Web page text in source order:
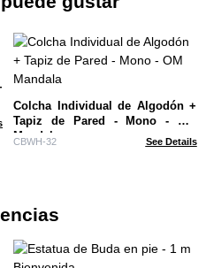
Colcha Individual de Algodón +
Tapiz de Pared - Mono - OM
Mandala
CBWH-32 See Details